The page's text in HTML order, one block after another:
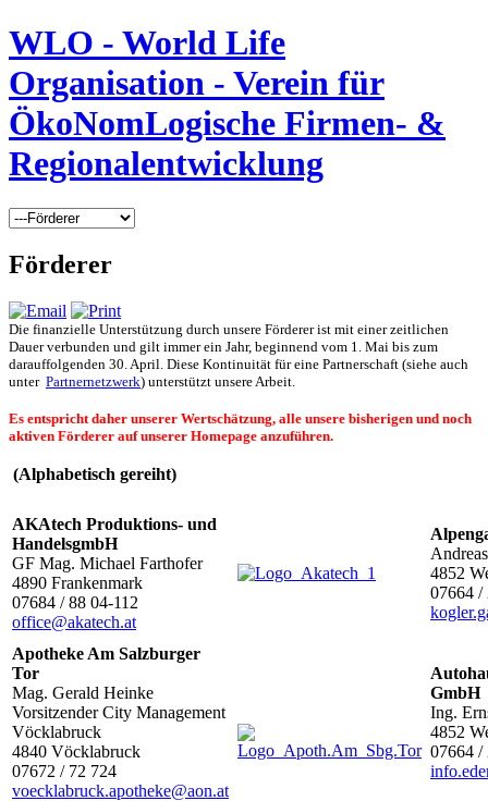
WLO - World Life
Organisation - Verein für
ÖkoNomLogische Firmen- &
Regionalentwicklung
Förderer
Die finanzielle Unterstützung durch unsere Förderer ist mit einer zeitlichen
Dauer verbunden und gilt immer ein Jahr, beginnend vom 1. Mai bis zum
darauffolgenden 30. April. Diese Kontinuität für eine Partnerschaft (siehe auch
unter Partnernetzwerk) unterstützt unsere Arbeit.
Es entspricht daher unserer Wertschätzung, alle unsere bisherigen und noch
aktiven Förderer auf unserer Homepage anzuführen.
(Alphabetisch gereiht)
AKAtech Produktions- und
HandelsgmbH
GF Mag. Michael Farthofer
4890 Frankenmark
07684 / 88 04-112
office@akatech.at
4852
07664 /
Apotheke Am Salzburger
Tor
Mag. Gerald Heinke
Vorsitzender City Management
Vöcklabruck
4840 Vöcklabruck
07672 / 72 724
voecklabruck.apotheke@aon.at
A
Ing.
4852
07664 /